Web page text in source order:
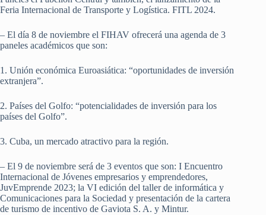
Feria Internacional de Transporte y Logística. FITL 2024.
– El día 8 de noviembre el FIHAV ofrecerá una agenda de 3
paneles académicos que son:
1. Unión económica Euroasiática: “oportunidades de inversión
extranjera”.
2. Países del Golfo: “potencialidades de inversión para los
países del Golfo”.
3. Cuba, un mercado atractivo para la región.
– El 9 de noviembre será de 3 eventos que son: I Encuentro
Internacional de Jóvenes empresarios y emprendedores,
JuvEmprende 2023; la VI edición del taller de informática y
Comunicaciones para la Sociedad y presentación de la cartera
de turismo de incentivo de Gaviota S. A. y Mintur.